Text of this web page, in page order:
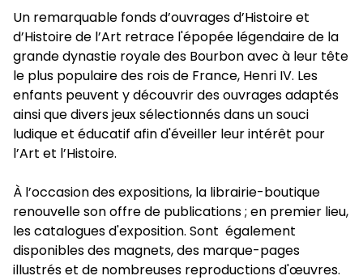
Un remarquable fonds d’ouvrages d’Histoire et
d’Histoire de l’Art retrace l'épopée légendaire de la
grande dynastie royale des Bourbon avec à leur tête
le plus populaire des rois de France, Henri IV. Les
enfants peuvent y découvrir des ouvrages adaptés
ainsi que divers jeux sélectionnés dans un souci
ludique et éducatif afin d'éveiller leur intérêt pour
l’Art et l’Histoire.
À l’occasion des expositions, la librairie-boutique
renouvelle son offre de publications ; en premier lieu,
les catalogues d'exposition. Sont également
disponibles des magnets, des marque-pages
illustrés et de nombreuses reproductions d'œuvres.